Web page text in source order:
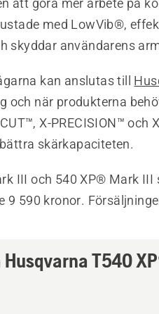
att göra mer arbete på
med LowVib®,
skyddar användarens
kan anslutas till
och när produkterna
X-PRECISION™ och
skärkapaciteten.
III och 540 XP® Mark
9 590 kronor.
Husqvarna T540